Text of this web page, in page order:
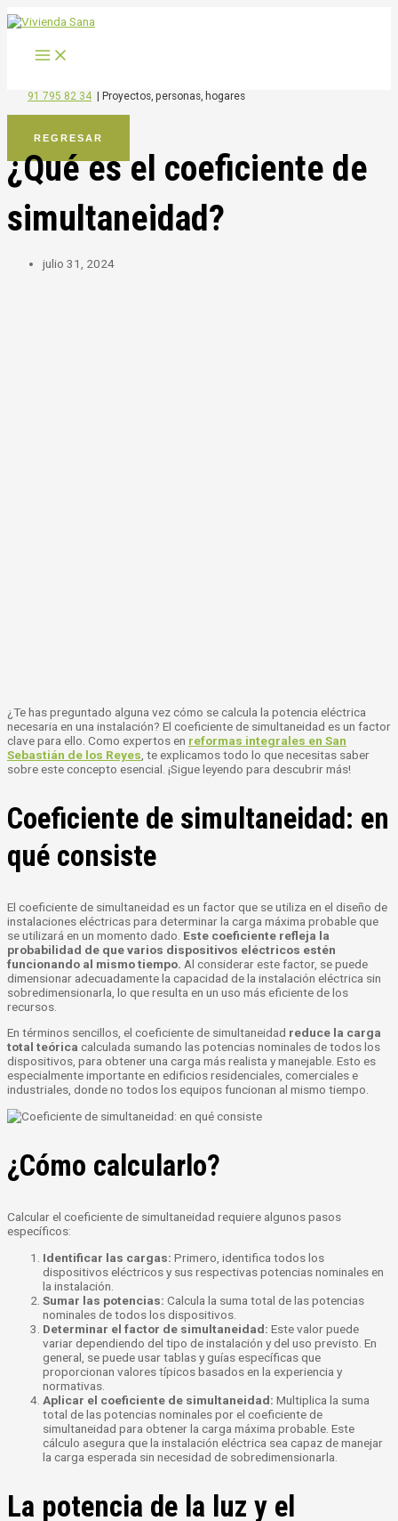
al
91 795 82 34 Proyectos, personas, hogares
REGRESAR
¿Qué es el coeficiente de
simultaneidad?
julio 31, 2024
¿Te has preguntado alguna vez cómo se calcula la potencia eléctrica
necesaria en una instalación? El coeficiente de simultaneidad es un factor
clave para ello. Como expertos en reformas integrales en San
Sebastián de los Reyes , te explicamos todo lo que necesitas saber
sobre este concepto esencial. ¡Sigue leyendo para descubrir más!
Coeficiente de simultaneidad: en
qué consiste
El coeficiente de simultaneidad es un factor que se utiliza en el diseño de
instalaciones eléctricas para determinar la carga máxima probable que
se utilizará en un momento dado. Este coeficiente refleja la
probabilidad de que varios dispositivos eléctricos estén
funcionando al mismo tiempo. Al considerar este factor, se puede
dimensionar adecuadamente la capacidad de la instalación eléctrica sin
sobredimensionarla, lo que resulta en un uso más eficiente de los
recursos.
En términos sencillos, el coeficiente de simultaneidad reduce la carga
total teórica calculada sumando las potencias nominales de todos los
dispositivos, para obtener una carga más realista y manejable. Esto es
especialmente importante en edificios residenciales, comerciales e
industriales, donde no todos los equipos funcionan al mismo tiempo.
¿Cómo calcularlo?
Calcular el coeficiente de simultaneidad requiere algunos pasos
específicos:
Identificar las cargas: Primero, identifica todos los
dispositivos eléctricos y sus respectivas potencias nominales en
la instalación.
Sumar las potencias: Calcula la suma total de las potencias
nominales de todos los dispositivos.
Determinar el factor de simultaneidad: Este valor puede
variar dependiendo del tipo de instalación y del uso previsto. En
general, se puede usar tablas y guías específicas que
proporcionan valores típicos basados en la experiencia y
normativas.
Aplicar el coeficiente de simultaneidad: Multiplica la suma
total de las potencias nominales por el coeficiente de
simultaneidad para obtener la carga máxima probable. Este
cálculo asegura que la instalación eléctrica sea capaz de manejar
la carga esperada sin necesidad de sobredimensionarla.
La potencia de la luz y el